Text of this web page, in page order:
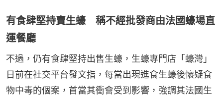
有食肆堅持賣生蠔 稱不經批發商由法國蠔場直
運餐廳
不過，仍有食肆堅持出售生蠔，生蠔專門店「蠔灣」
日前在社交平台發文指，每當出現進食生蠔後懷疑食
物中毒的個案，首當其衝會受到影響，強調其法國生